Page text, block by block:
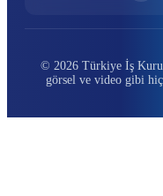
© 2026 Türkiye İş
görsel ve video gibi